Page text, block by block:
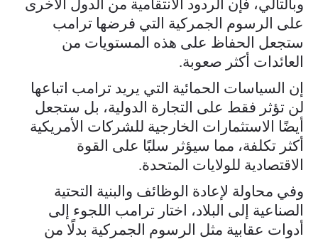
وبالتالي، فإن الردود الانتقامية من الدول الأخرى
على الرسوم الجمركية التي فرضها ترامب
ستجعل الحفاظ على هذه المستويات من
العائدات أكثر صعوبة.
إن السياسات الحمائية التي يريد ترامب اتباعها
لن تؤثر فقط على التجارة الدولية، بل ستجعل
أيضًا الاستثمارات الخارجية للشركات الأمريكية
أكثر تكلفة، مما سيؤثر سلبًا على القوة
الاقتصادية للولايات المتحدة.
وفي محاولة لإعادة الوظائف والبنية التحتية
الصناعية إلى البلاد، اختار ترامب اللجوء إلى
أدوات عقابية مثل الرسوم الجمركية بدلًا من